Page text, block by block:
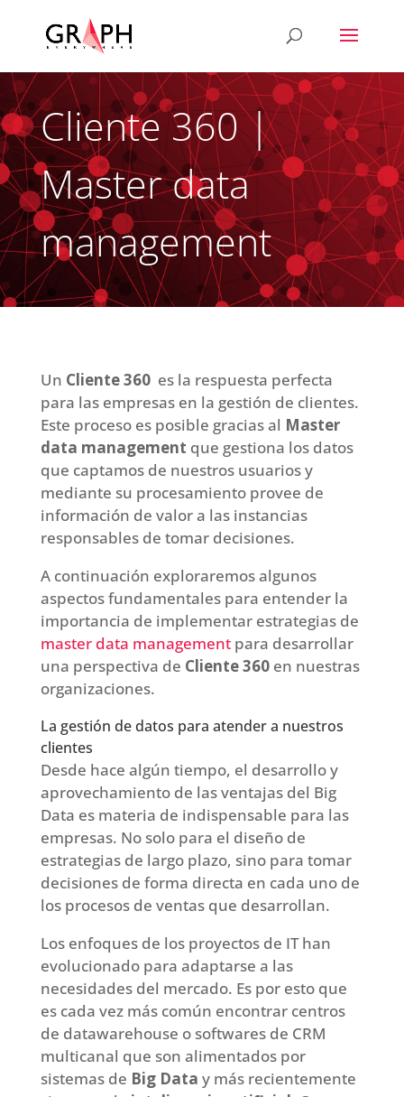
Cliente 360 |
Master data
management
Un Cliente 360 es la respuesta perfecta
para las empresas en la gestión de clientes.
Este proceso es posible gracias al Master
data management que gestiona los datos
que captamos de nuestros usuarios y
mediante su procesamiento provee de
información de valor a las instancias
responsables de tomar decisiones.
A continuación exploraremos algunos
aspectos fundamentales para entender la
importancia de implementar estrategias de
master data managementpara desarrollar
una perspectiva de Cliente 360en nuestras
organizaciones.
La gestión de datos para atender a nuestros
clientes
Desde hace algún tiempo, el desarrollo y
aprovechamiento de las ventajas del Big
Data es materia de indispensable para las
empresas. No solo para el diseño de
estrategias de largo plazo, sino para tomar
decisiones de forma directa en cada uno de
los procesos de ventas que desarrollan.
Los enfoques de los proyectos de IT han
evolucionado para adaptarse a las
necesidades del mercado. Es por esto que
es cada vez más común encontrar centros
de datawarehouse o softwares de CRM
multicanal que son alimentados por
sistemas de Big Data y más recientemente